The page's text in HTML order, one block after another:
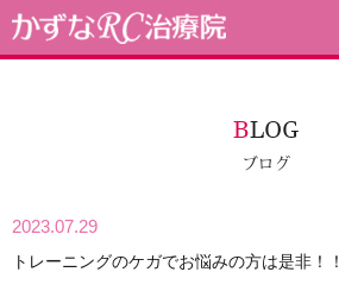
BLOG
ブログ
2023.07.29
トレーニングのケガでお悩みの方は是非！！